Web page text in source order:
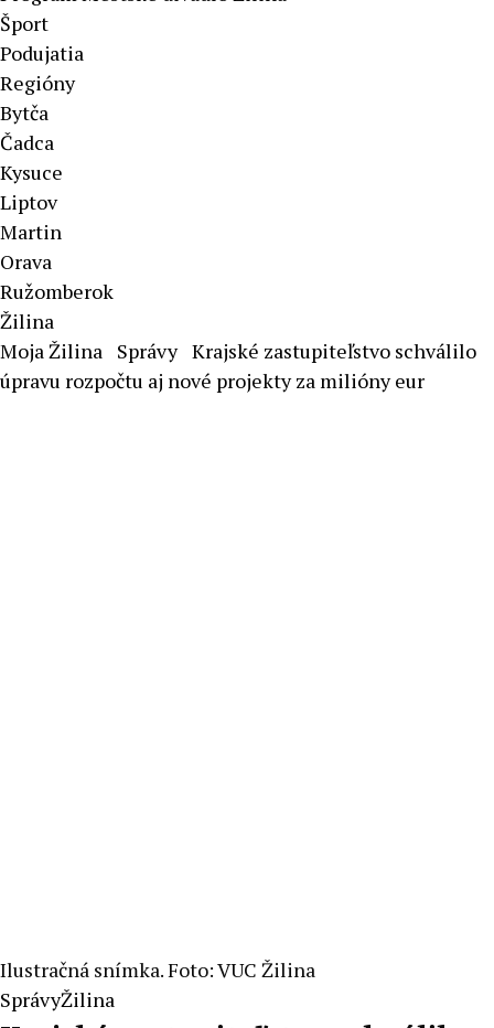
Šport
Podujatia
Regióny
Bytča
Čadca
Kysuce
Liptov
Martin
Orava
Ružomberok
Žilina
Moja Žilina Správy Krajské zastupiteľstvo schválilo
úpravu rozpočtu aj nové projekty za milióny eur
Ilustračná snímka. Foto: VUC Žilina
SprávyŽilina